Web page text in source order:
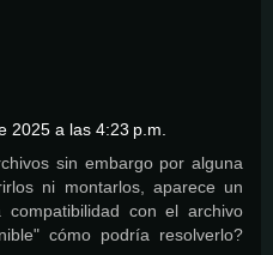
2025 a las 4:23 p.m.
sin embargo por alguna
ni montarlos, aparece un
con el archivo
cómo podría resolverlo?